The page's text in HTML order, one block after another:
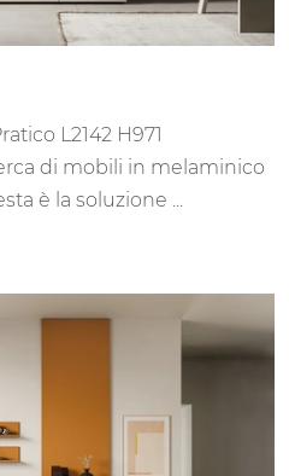
L2142 H971
di mobili in melaminico
è la soluzione ...